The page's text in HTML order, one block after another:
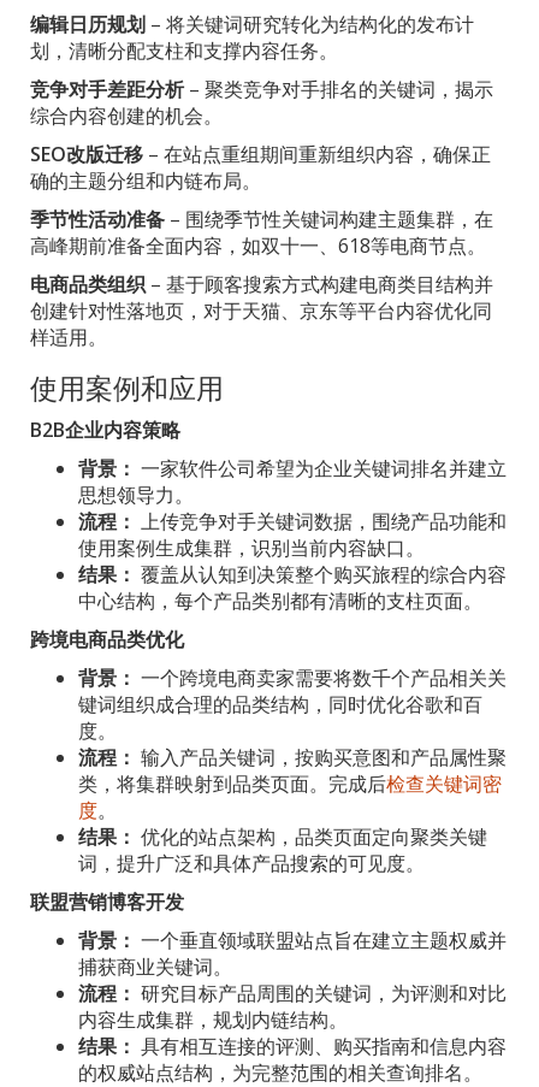
编辑日历规划 – 将关键词研究转化为结构化的发布计
划，清晰分配支柱和支撑内容任务。
竞争对手差距分析– 聚类竞争对手排名的关键词，揭示
综合内容创建的机会。
SEO改版迁移 – 在站点重组期间重新组织内容，确保正
确的主题分组和内链布局。
季节性活动准备 – 围绕季节性关键词构建主题集群，在
高峰期前准备全面内容，如双十一、618等电商节点。
电商品类组织 – 基于顾客搜索方式构建电商类目结构并
创建针对性落地页，对于天猫、京东等平台内容优化同
样适用。
使用案例和应用
B2B企业内容策略
背景： 一家软件公司希望为企业关键词排名并建立
思想领导力。
流程： 上传竞争对手关键词数据，围绕产品功能和
使用案例生成集群，识别当前内容缺口。
结果： 覆盖从认知到决策整个购买旅程的综合内容
中心结构，每个产品类别都有清晰的支柱页面。
跨境电商品类优化
背景： 一个跨境电商卖家需要将数千个产品相关关
键词组织成合理的品类结构，同时优化谷歌和百
度。
流程： 输入产品关键词，按购买意图和产品属性聚
类，将集群映射到品类页面。完成后检查关键词密
度。
结果： 优化的站点架构，品类页面定向聚类关键
词，提升广泛和具体产品搜索的可见度。
联盟营销博客开发
背景： 一个垂直领域联盟站点旨在建立主题权威并
捕获商业关键词。
流程： 研究目标产品周围的关键词，为评测和对比
内容生成集群，规划内链结构。
结果： 具有相互连接的评测、购买指南和信息内容
的权威站点结构，为完整范围的相关查询排名。